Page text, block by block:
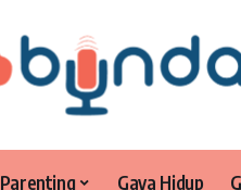
Parenting Gaya Hidup